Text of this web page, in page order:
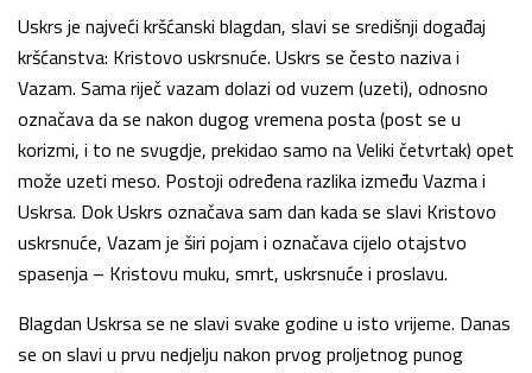
Uskrs je najveći kršćanski blagdan, slavi se središnji događaj
kršćanstva: Kristovo uskrsnuće. Uskrs se često naziva i
Vazam. Sama riječ vazam dolazi od vuzem (uzeti), odnosno
označava da se nakon dugog vremena posta (post se u
korizmi, i to ne svugdje, prekidao samo na Veliki četvrtak) opet
može uzeti meso. Postoji određena razlika između Vazma i
Uskrsa. Dok Uskrs označava sam dan kada se slavi Kristovo
uskrsnuće, Vazam je širi pojam i označava cijelo otajstvo
spasenja – Kristovu muku, smrt, uskrsnuće i proslavu.
Blagdan Uskrsa se ne slavi svake godine u isto vrijeme. Danas
se on slavi u prvu nedjelju nakon prvog proljetnog punog